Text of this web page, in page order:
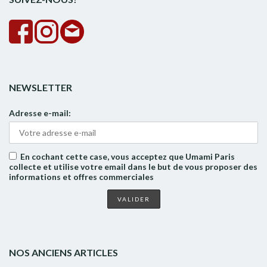
NEWSLETTER
Adresse e-mail:
En cochant cette case, vous acceptez que Umami Paris
collecte et utilise votre email dans le but de vous proposer des
informations et offres commerciales
NOS ANCIENS ARTICLES